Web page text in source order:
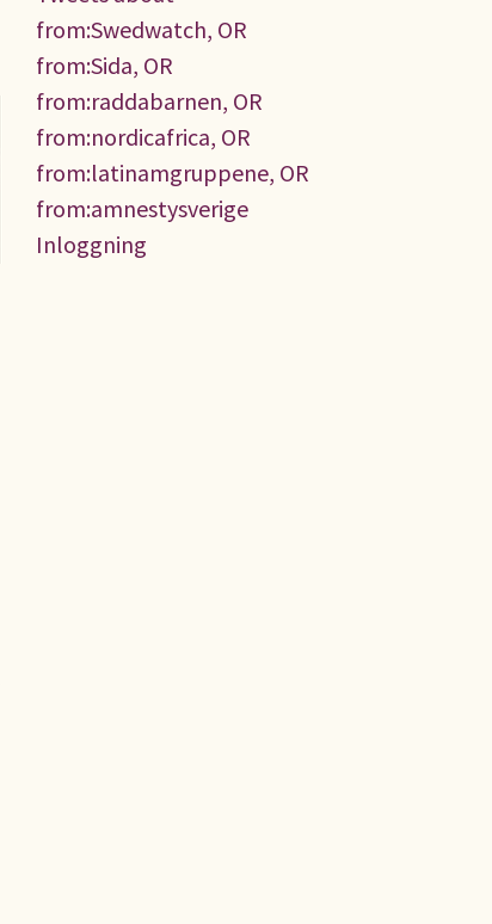
from:Swedwatch, OR
from:Sida, OR
from:raddabarnen, OR
from:nordicafrica, OR
from:latinamgruppene, OR
from:amnestysverige
Inloggning